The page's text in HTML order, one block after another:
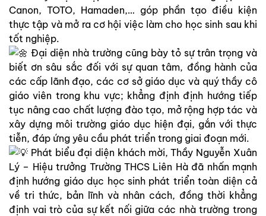
Canon, TOTO, Hamaden,… góp phần tạo điều kiện
thực tập và mở ra cơ hội việc làm cho học sinh sau khi
tốt nghiệp.
Đại diện nhà trường cũng bày tỏ sự trân trọng và
biết ơn sâu sắc đối với sự quan tâm, đồng hành của
các cấp lãnh đạo, các cơ sở giáo dục và quý thầy cô
giáo viên trong khu vực; khẳng định định hướng tiếp
tục nâng cao chất lượng đào tạo, mở rộng hợp tác và
xây dựng môi trường giáo dục hiện đại, gắn với thực
tiễn, đáp ứng yêu cầu phát triển trong giai đoạn mới.
Phát biểu đại diện khách mời, Thầy Nguyễn Xuân
Lý – Hiệu trưởng Trường THCS Liên Hà đã nhấn mạnh
định hướng giáo dục học sinh phát triển toàn diện cả
về tri thức, bản lĩnh và nhân cách, đồng thời khẳng
định vai trò của sự kết nối giữa các nhà trường trong